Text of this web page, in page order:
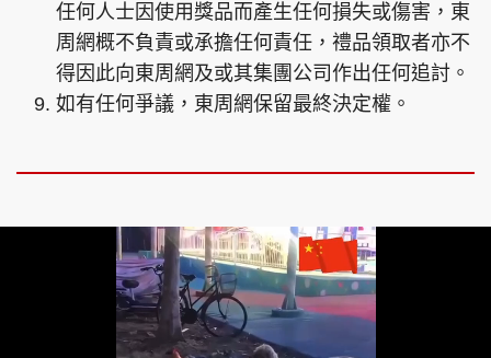
Copyright © 東周網 版權所有 . 不得轉載
©Eastweek.com.hk. All rights reserved.
任何人士因使用獎品而產生任何損失或傷害，東
周網概不負責或承擔任何責任，禮品領取者亦不
得因此向東周網及或其集團公司作出任何追討。
如有任何爭議，東周網保留最終決定權。